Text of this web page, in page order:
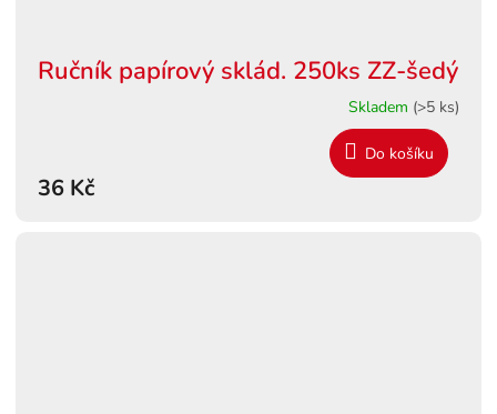
Ručník papírový sklád. 250ks ZZ-šedý
Skladem (>5 ks)
36 Kč
Do košíku